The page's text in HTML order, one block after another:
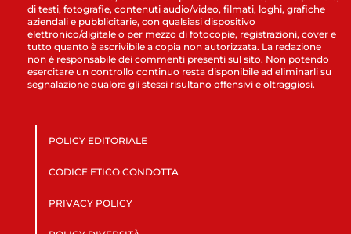
di testi, fotografie, contenuti audio/video, filmati, loghi, grafiche
aziendali e pubblicitarie, con qualsiasi dispositivo
elettronico/digitale o per mezzo di fotocopie, registrazioni, cover e
tutto quanto è ascrivibile a copia non autorizzata. La redazione
non è responsabile dei commenti presenti sul sito. Non potendo
esercitare un controllo continuo resta disponibile ad eliminarli su
segnalazione qualora gli stessi risultano offensivi e oltraggiosi.
POLICY EDITORIALE
CODICE ETICO CONDOTTA
PRIVACY POLICY